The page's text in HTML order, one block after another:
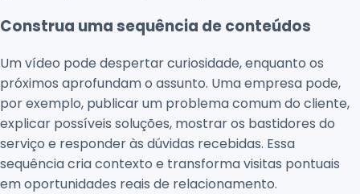
Construa uma sequência de conteúdos
Um vídeo pode despertar curiosidade, enquanto os
próximos aprofundam o assunto. Uma empresa pode,
por exemplo, publicar um problema comum do cliente,
explicar possíveis soluções, mostrar os bastidores do
serviço e responder às dúvidas recebidas. Essa
sequência cria contexto e transforma visitas pontuais
em oportunidades reais de relacionamento.